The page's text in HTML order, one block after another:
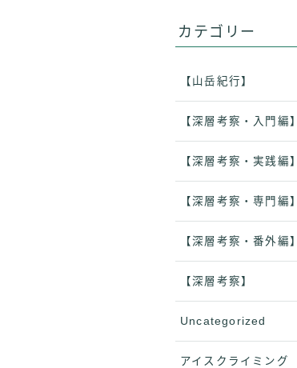
カテゴリー
【山岳紀行】
【深層考察・入門編】
【深層考察・実践編】
【深層考察・専門編】
【深層考察・番外編】
【深層考察】
Uncategorized
アイスクライミング